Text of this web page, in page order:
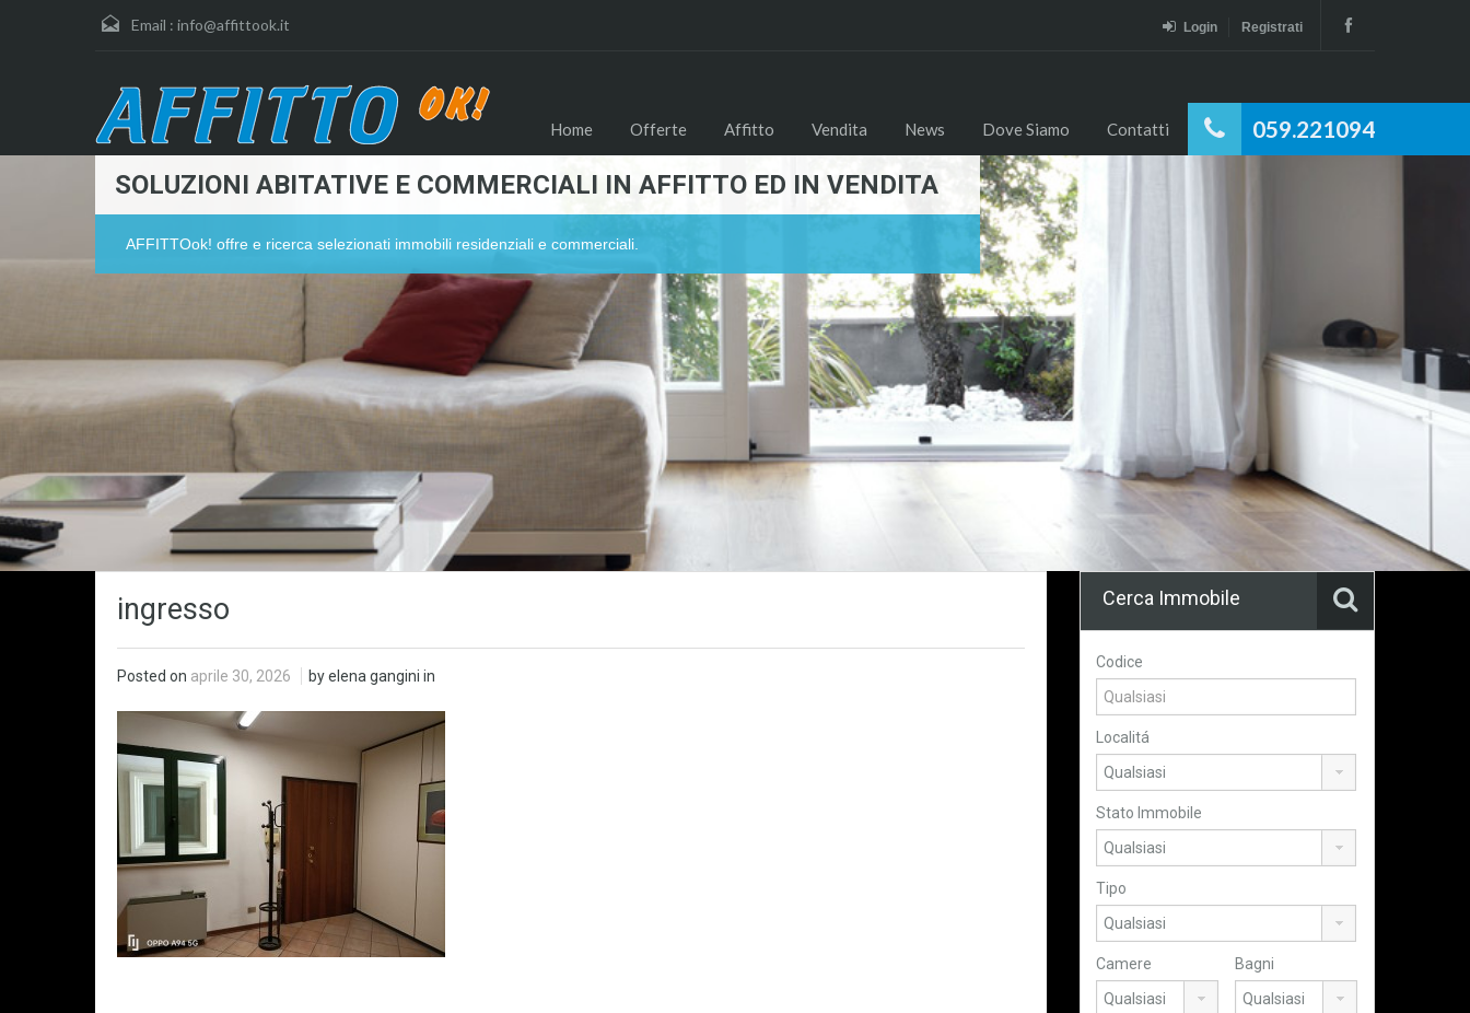
Email : info@affittook.it Login Registrati
059.221094
Home Offerte Affitto Vendita News Dove Siamo Contatti
SOLUZIONI ABITATIVE E COMMERCIALI IN AFFITTO ED IN VENDITA
AFFITTOok! offre e ricerca selezionati immobili residenziali e commerciali.
ingresso
Posted on aprile 30, 2026 by elena gangini in
Cerca Immobile
Codice
Localitá
Stato Immobile
Tipo
Camere Bagni